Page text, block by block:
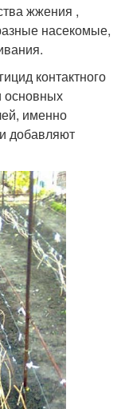
жжения ,
насекомые,
контактного
основных
именно
добавляют